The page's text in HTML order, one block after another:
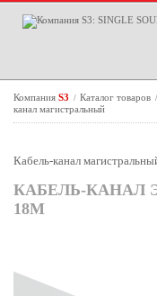
Компания S3 / Каталог товаров /
канал магистральный
Кабель-канал
КАБЕЛЬ-КАНАЛ
18М